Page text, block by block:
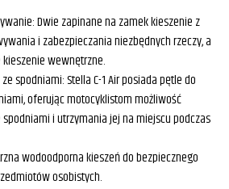
Dwie zapinane na zamek kieszenie z
i zabezpieczania niezbędnych rzeczy, a
wewnętrzne.
spodniami: Stella C-1 Air posiada pętle do
oferując motocyklistom możliwość
spodniami i utrzymania jej na miejscu podczas
wodoodporna kieszeń do bezpiecznego
osobistych.